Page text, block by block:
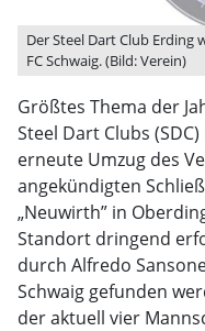
Der Steel Dart Club
FC Schwaig. (Bild: Verein)
Größtes Thema der
Steel Dart Clubs
erneute Umzug des
angekündigten
„Neuwirth” in
Standort dringend
durch Alfredo
Schwaig gefunden
der aktuell vier